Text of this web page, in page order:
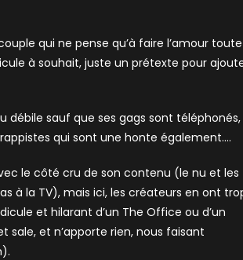
qui ne pense qu’à faire l’amour toute
à souhait, juste un prétexte pour
débile sauf que ses gags sont téléphonés,
qui sont une honte également….
le côté cru de son contenu (le nu et les
à la TV), mais ici, les créateurs en ont
et hilarant d’un The Office ou d’un
sale, et n’apporte rien, nous faisant